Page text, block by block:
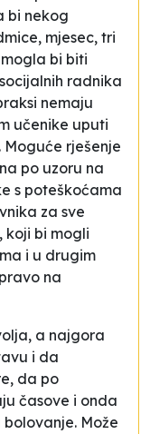
bi nekog
mjesec, tri
bi biti
radnika
nemaju
učenike uputi
rješenje
po uzoru na
s poteškoćama
za sve
koji bi mogli
i u drugim
na
a najgora
i da
da po
časove i onda
Može